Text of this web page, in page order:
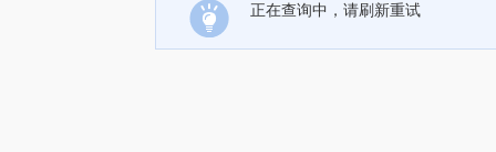
正在查询中，请刷新重试